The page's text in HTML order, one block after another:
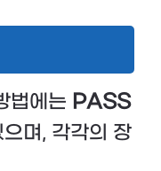
법에는 PASS
며, 각각의 장